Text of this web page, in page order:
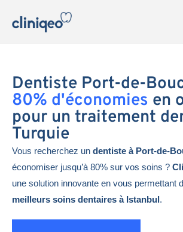
Dentiste Port-de-
80% d'économies en
pour un traitement
Turquie
Vous recherchez un dentiste à Port-de-
économiser jusqu’à 80% sur vos soins ?
une solution innovante en vous permettant
meilleurs soins dentaires à Istanbul.